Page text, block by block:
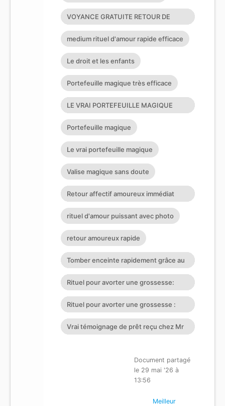
M
VOYANCE GRATUITE RETOUR DE
L’ÊTRE AIMÉ
medium rituel d'amour rapide efficace
Le droit et les enfants
Portefeuille magique très efficace
LE VRAI PORTEFEUILLE MAGIQUE
EXISTE T’IL?
Portefeuille magique
Le vrai portefeuille magique
Valise magique sans doute
Retour affectif amoureux immédiat
gratuit Rituel retour affectif
rituel d'amour puissant avec photo
retour amoureux rapide
Tomber enceinte rapidement grâce au
Grand Maître marabout
Rituel pour avorter une grossesse:
détruire cette grossesse a di
Rituel pour avorter une grossesse :
provoquer un avortement rapi
Vrai témoignage de prêt reçu chez Mr
Document partagé
le 29 mai '26 à
13:56
Meilleur